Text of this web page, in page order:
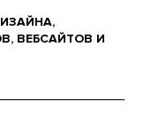
ВЕБСАЙТОВ И